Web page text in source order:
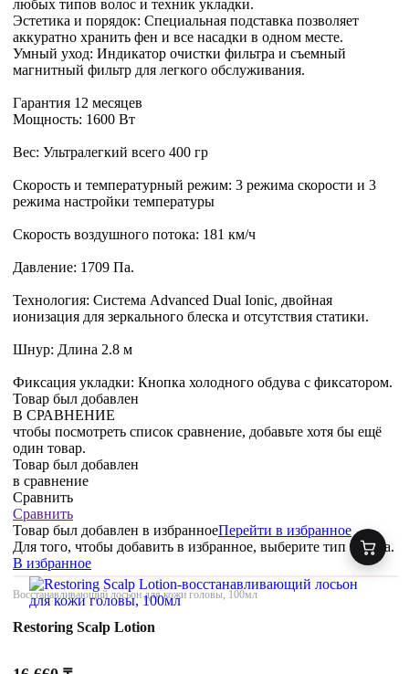
любых типов волос и техник укладки.
Эстетика и порядок: Специальная подставка позволяет
аккуратно хранить фен и все насадки в одном месте.
Умный уход: Индикатор очистки фильтра и съемный
магнитный фильтр для легкого обслуживания.
Гарантия 12 месяцев
Мощность: 1600 Вт
Вес: Ультралегкий всего 400 гр
Скорость и температурный режим: 3 режима скорости и 3
режима настройки температуры
Скорость воздушного потока: 181 км/ч
Давление: 1709 Па.
Технология: Система Advanced Dual Ionic, двойная
ионизация для зеркального блеска и отсутствия статики.
Шнур: Длина 2.8 м
Фиксация укладки: Кнопка холодного обдува с фиксатором.
Товар был добавлен
В СРАВНЕНИЕ
чтобы посмотреть список сравнение, добавьте хотя бы ещё
один товар.
Товар был добавлен
в сравнение
Сравнить
Сравнить
Товар был добавлен в избранноеПерейти в избранное
Для того, чтобы добавить в избранное, выберите тип товара.
В избранное
Восстанавливающий лосьон для кожи головы, 100мл
Restoring Scalp Lotion